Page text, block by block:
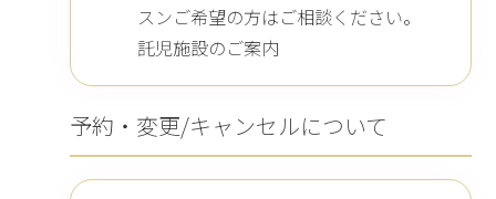
スンご希望の方はご相談ください。
託児施設のご案内
予約・変更/キャンセルについて